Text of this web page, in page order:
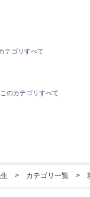
テゴリすべて
このカテゴリすべて
カテゴリ一覧